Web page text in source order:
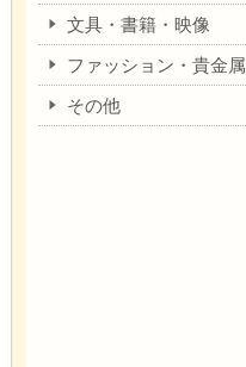
文具・書籍・映像
ファッション・貴金属
その他